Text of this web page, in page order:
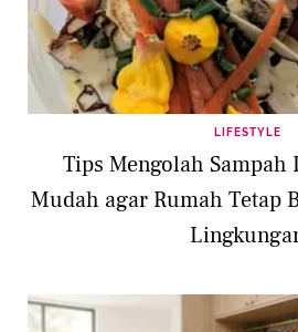
menikah setahun kemudian.
mereka diselenggarakan
hanya dihadiri oleh keluarga
mereka telah diberkati
Seaborn Sheeran (2022).
LIFESTYLE
Tips Mengolah Sampah
Mudah agar Rumah Tetap